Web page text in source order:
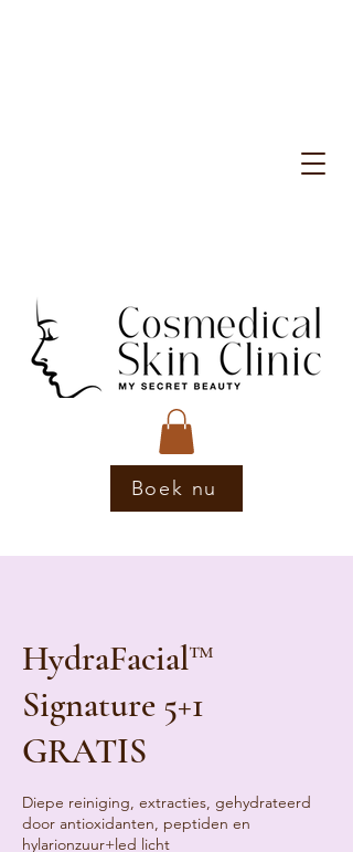
Boek nu
HydraFacial™
Signature 5+1
GRATIS
Diepe reiniging, extracties, gehydrateerd
door antioxidanten, peptiden en
hylarionzuur+led licht